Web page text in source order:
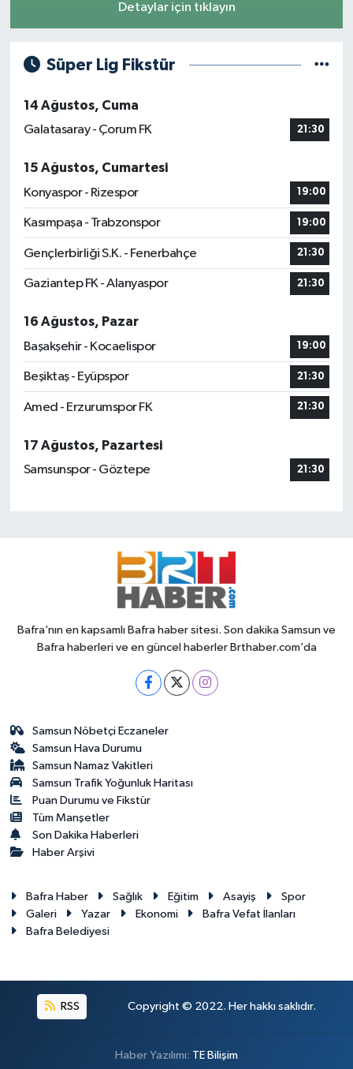
Detaylar için tıklayın
Süper Lig Fikstür
14 Ağustos, Cuma
Galatasaray - Çorum FK
21:30
15 Ağustos, Cumartesi
Konyaspor - Rizespor
19:00
Kasımpaşa - Trabzonspor 19:00
Gençlerbirliği S.K. - Fenerbahçe 21:30
Gaziantep FK - Alanyaspor 21:30
16 Ağustos, Pazar
Başakşehir - Kocaelispor
19:00
Beşiktaş - Eyüpspor 21:30
Amed - Erzurumspor FK 21:30
17 Ağustos, Pazartesi
Samsunspor - Göztepe
21:30
Bafra’nın en kapsamlı Bafra haber sitesi. Son dakika Samsun ve
Bafra haberleri ve en güncel haberler Brthaber.com’da
Samsun Nöbetçi Eczaneler
Samsun Hava Durumu
Samsun Namaz Vakitleri
Samsun Trafik Yoğunluk Haritası
Puan Durumu ve Fikstür
Tüm Manşetler
Son Dakika Haberleri
Haber Arşivi
Bafra Haber Sağlık Eğitim Asayiş
Spor
Galeri
Yazar Ekonomi
Bafra Vefat İlanları
Bafra Belediyesi
RSS Copyright © 2022. Her hakkı saklıdır.
Haber Yazılımı: TE Bilişim